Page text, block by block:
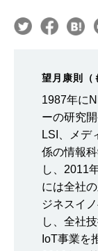
望月康則（
1987年に
ーの研究
LSI、メデ
係の情報
し、2011
には全社
ジネスイ
し、全社
IoT事業を